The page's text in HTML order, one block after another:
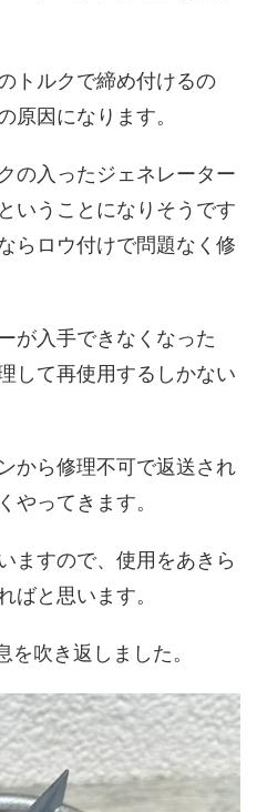
トルクで締め付けるの
原因になります。
の入ったジェネレーター
いうことになりそうです
らロウ付けで問題なく修
が入手できなくなった
して再使用するしかない
から修理不可で返送され
やってきます。
ますので、使用をあきら
ばと思います。
吹き返しました。